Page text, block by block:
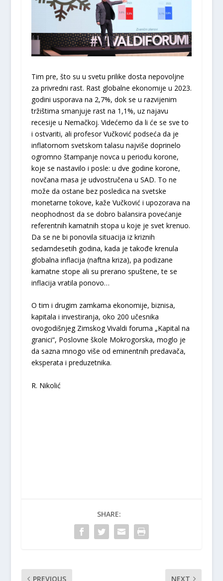
Tim pre, što su u svetu prilike dosta nepovoljne
za privredni rast. Rast globalne ekonomije u 2023.
godini usporava na 2,7%, dok se u razvijenim
tržištima smanjuje rast na 1,1%, uz najavu
recesije u Nemačkoj. Videćemo da li će se sve to
i ostvariti, ali profesor Vučković podseća da je
inflatornom svetskom talasu najviše doprinelo
ogromno štampanje novca u periodu korone,
koje se nastavilo i posle: u dve godine korone,
novčana masa je udvostručena u SAD. To ne
može da ostane bez posledica na svetske
monetarne tokove, kaže Vučković i upozorava na
neophodnost da se dobro balansira povećanje
referentnih kamatnih stopa u koje je svet krenuo.
Da se ne bi ponovila situacija iz kriznih
sedamdesetih godina, kada je takođe krenula
globalna inflacija (naftna kriza), pa podizane
kamatne stope ali su prerano spuštene, te se
inflacija vratila ponovo…
O tim i drugim zamkama ekonomije, biznisa,
kapitala i investiranja, oko 200 učesnika
ovogodišnjeg Zimskog Vivaldi foruma „Kapital na
granici“, Poslovne škole Mokrogorska, moglo je
da sazna mnogo više od eminentnih predavača,
eksperata i preduzetnika.
R. Nikolić
SHARE:
PREVIOUS NEXT